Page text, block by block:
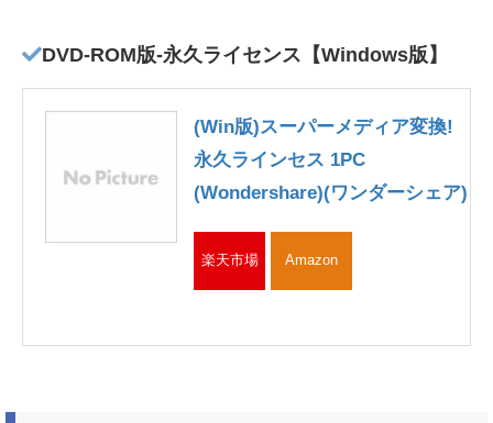
DVD-ROM版-永久ライセンス【Windows版】
(Win版)スーパーメディア変換!
永久ラインセス 1PC
(Wondershare)(ワンダーシェア)
楽天市場 Amazon